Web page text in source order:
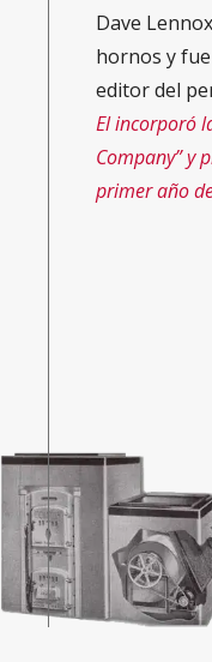
Dave
hornos y
editor del
El incorporó
Company” y
primer año